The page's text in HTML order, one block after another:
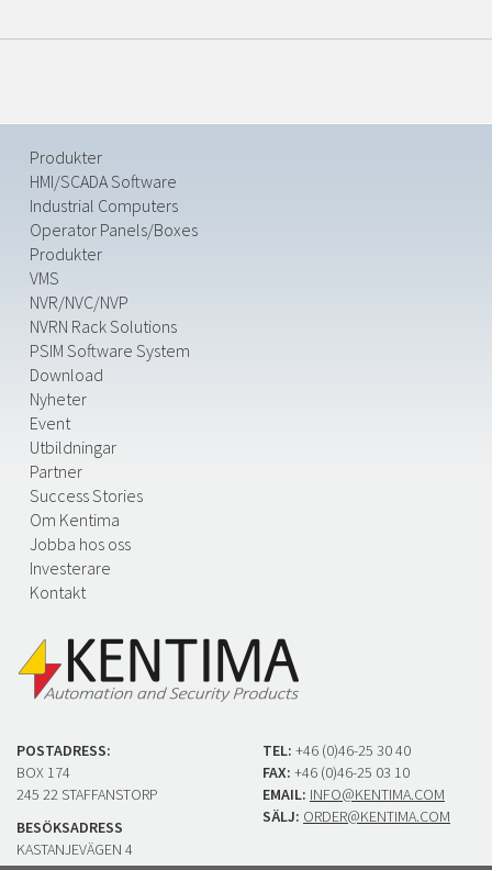
Produkter
HMI/SCADA Software
Industrial Computers
Operator Panels/Boxes
Produkter
VMS
NVR/NVC/NVP
NVRN Rack Solutions
PSIM Software System
Download
Nyheter
Event
Utbildningar
Partner
Success Stories
Om Kentima
Jobba hos oss
Investerare
Kontakt
POSTADRESS:
BOX 174
245 22 STAFFANSTORP
BESÖKSADRESS
KASTANJEVÄGEN 4
TEL: +46 (0)46-25 30 40
FAX: +46 (0)46-25 03 10
EMAIL: INFO@KENTIMA.COM
SÄLJ: ORDER@KENTIMA.COM